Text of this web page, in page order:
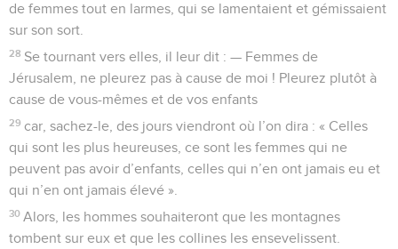
de femmes tout en larmes, qui se lamentaient et gémissaient
sur son sort.
28 Se tournant vers elles, il leur dit : — Femmes de
Jérusalem, ne pleurez pas à cause de moi ! Pleurez plutôt à
cause de vous-mêmes et de vos enfants
29 car, sachez-le, des jours viendront où l’on dira : « Celles
qui sont les plus heureuses, ce sont les femmes qui ne
peuvent pas avoir d’enfants, celles qui n’en ont jamais eu et
qui n’en ont jamais élevé ».
30 Alors, les hommes souhaiteront que les montagnes
tombent sur eux et que les collines les ensevelissent.